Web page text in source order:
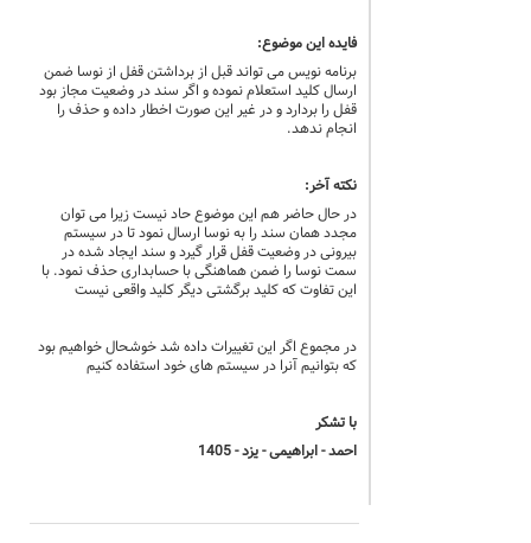
فایده این موضوع:
برنامه نویس می تواند قبل از برداشتن قفل از نوسا ضمن
ارسال کلید استعلام نموده و اگر سند در وضعیت مجاز بود
قفل را بردارد و در غیر این صورت اخطار داده و حذف را
انجام ندهد.
نکته آخر:
در حال حاضر هم این موضوع حاد نیست زیرا می توان
مجدد همان سند را به نوسا ارسال نمود تا در سیستم
بیرونی در وضعیت قفل قرار گیرد و سند ایجاد شده در
سمت نوسا را ضمن هماهنگی با حسابداری حذف نمود. با
این تفاوت که کلید برگشتی دیگر کلید واقعی نیست
در مجموع اگر این تغییرات داده شد خوشحال خواهیم بود
که بتوانیم آنرا در سیستم های خود استفاده کنیم
با تشکر
احمد - ابراهیمی - یزد - 1405